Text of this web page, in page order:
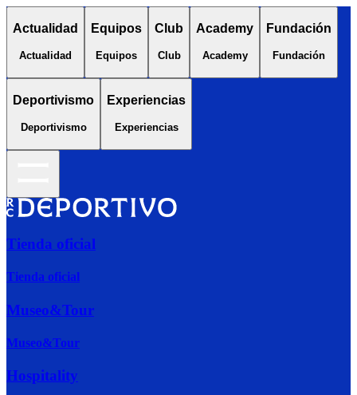
Actualidad
Actualidad
Equipos
Equipos
Club
Club
Academy
Academy
Fundación
Fundación
Deportivismo
Deportivismo
Experiencias
Experiencias
Tienda oficial
Tienda oficial
Museo&Tour
Museo&Tour
Hospitality